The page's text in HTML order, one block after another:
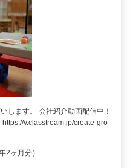
します。 会社紹介動画配信中！
v.classtream.jp/create-gro
2ヶ月分）